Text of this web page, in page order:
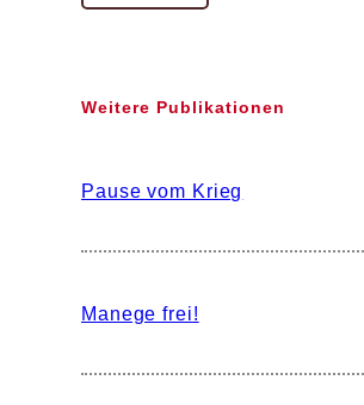
Weitere Publikationen
Pause vom Krieg
Manege frei!